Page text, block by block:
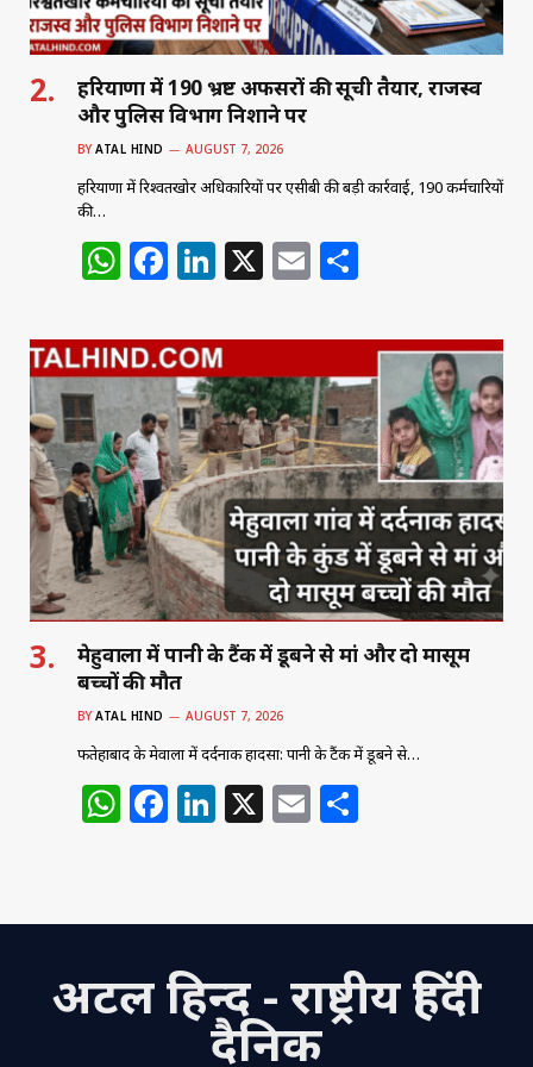
हरियाणा में 190 भ्रष्ट अफसरों की सूची तैयार, राजस्व
और पुलिस विभाग निशाने पर
BY ATAL HIND AUGUST 7, 2026
हरियाणा में रिश्वतखोर अधिकारियों पर एसीबी की बड़ी कार्रवाई, 190 कर्मचारियों
की…
W
at
s
A
p
p
F
c
e
b
o
o
k
Li
k
e
dI
n
X E
ai
l
ar
e
मेहुवाला में पानी के टैंक में डूबने से मां और दो मासूम
बच्चों की मौत
BY ATAL HIND AUGUST 7, 2026
फतेहाबाद के मेहुवाला में दर्दनाक हादसा: पानी के टैंक में डूबने से…
W
s
p
p
F
e
o
o
Li
e
n
X E
l e
अटल हिन्द - राष्ट्रीय हिंदी
दैनिक